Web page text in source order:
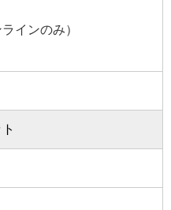
インのみ）